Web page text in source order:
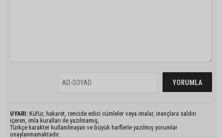
UYARI: Küfür, hakaret, rencide edici cümleler veya imalar, inançlara saldırı
içeren, imla kuralları ile yazılmamış,
Türkçe karakter kullanılmayan ve büyük harflerle yazılmış yorumlar
onaylanmamaktadır.